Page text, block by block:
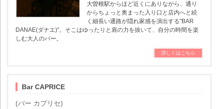
大曽根駅からほど近くにありながら、通り
からちょっと奥まった入り口と店内へと続
く細長い通路が隠れ家感を演出する"BAR
DANAE(ダナエ)"。そこはゆったりと肩の力を抜いて、自分の時間を楽
しむ大人のバー。
詳しくはこちら
Bar CAPRICE
(バー カプリセ)